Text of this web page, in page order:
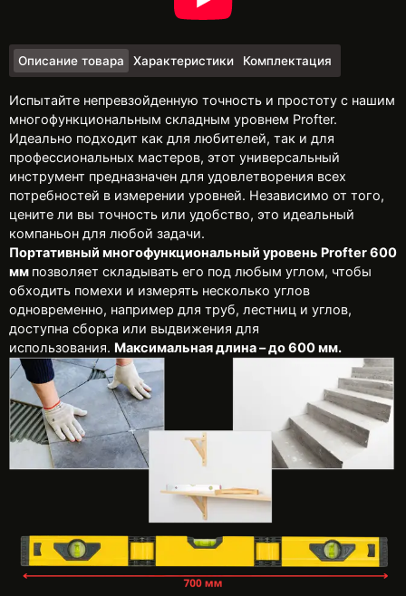
Описание товара Характеристики Комплектация
Испытайте непревзойденную точность и простоту с нашим
многофункциональным складным уровнем Profter.
Идеально подходит как для любителей, так и для
профессиональных мастеров, этот универсальный
инструмент предназначен для удовлетворения всех
потребностей в измерении уровней. Независимо от того,
цените ли вы точность или удобство, это идеальный
компаньон для любой задачи.
Портативный многофункциональный уровень Profter600
мм позволяет складывать его под любым углом, чтобы
обходить помехи и измерять несколько углов
одновременно, например для труб, лестниц и углов,
доступна сборка или выдвижения для
использования. Максимальная длина – до600мм.